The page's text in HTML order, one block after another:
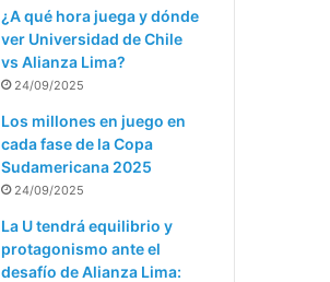
¿A qué hora juega y dónde
ver Universidad de Chile
vs Alianza Lima?
24/09/2025
Los millones en juego en
cada fase de la Copa
Sudamericana 2025
24/09/2025
La U tendrá equilibrio y
protagonismo ante el
desafío de Alianza Lima: